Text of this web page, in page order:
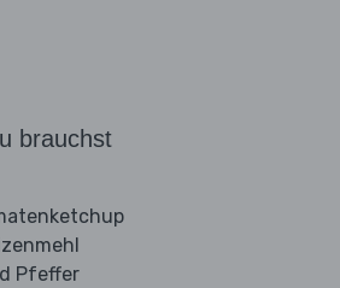
brauchst
Pfeffer